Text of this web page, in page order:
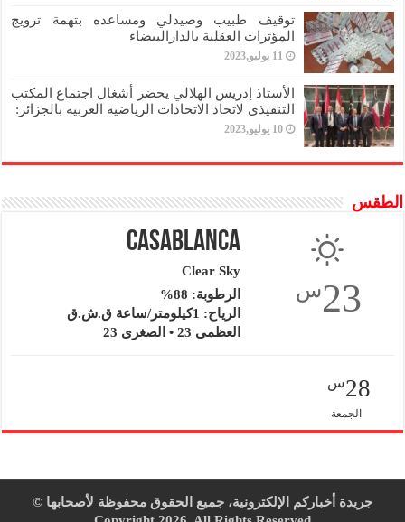
توقيف طبيب وصيدلي ومساعده بتهمة ترويج
المؤثرات العقلية بالدارالبيضاء
11 يوليو,2023
الأستاذ إدريس الهلالي يحضر أشغال اجتماع المكتب
التنفيذي لاتحاد الاتحادات الرياضية العربية بالجزائر:
10 يوليو,2023
الطقس
23س
Casablanca
Clear Sky
الرطوبة: 88%
الرياح: 1كيلومتر/ساعة ق.ش.ق‎
العظمى 23 • الصغرى 23
28س
الجمعة
جريدة أخباركم الإلكترونية، جميع الحقوق محفوظة لأصحابها ©